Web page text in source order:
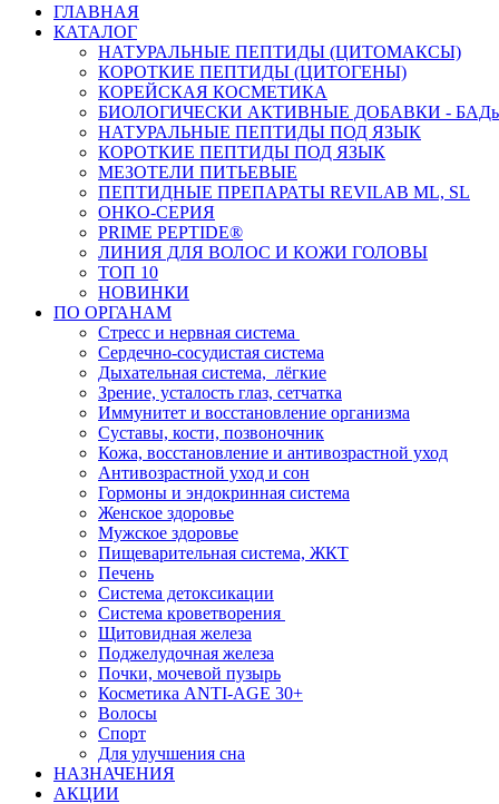
ГЛАВНАЯ
КАТАЛОГ
НАТУРАЛЬНЫЕ ПЕПТИДЫ (ЦИТОМАКСЫ)
КОРОТКИЕ ПЕПТИДЫ (ЦИТОГЕНЫ)
КОРЕЙСКАЯ КОСМЕТИКА
БИОЛОГИЧЕСКИ АКТИВНЫЕ ДОБАВКИ -
НАТУРАЛЬНЫЕ ПЕПТИДЫ ПОД ЯЗЫК
КОРОТКИЕ ПЕПТИДЫ ПОД ЯЗЫК
МЕЗОТЕЛИ ПИТЬЕВЫЕ
ПЕПТИДНЫЕ ПРЕПАРАТЫ REVILAB ML, SL
ОНКО-СЕРИЯ
PRIME PEPTIDE®
ЛИНИЯ ДЛЯ ВОЛОС И КОЖИ ГОЛОВЫ
ТОП 10
НОВИНКИ
ПО ОРГАНАМ
Стресс и нервная система
Сердечно-сосудистая система
Дыхательная система, лёгкие
Зрение, усталость глаз, сетчатка
Иммунитет и восстановление организма
Суставы, кости, позвоночник
Кожа, восстановление и антивозрастной уход
Антивозрастной уход и сон
Гормоны и эндокринная система
Женское здоровье
Мужское здоровье
Пищеварительная система, ЖКТ
Печень
Система детоксикации
Система кроветворения
Щитовидная железа
Поджелудочная железа
Почки, мочевой пузырь
Косметика ANTI-AGE 30+
Волосы
Спорт
Для улучшения сна
НАЗНАЧЕНИЯ
АКЦИИ